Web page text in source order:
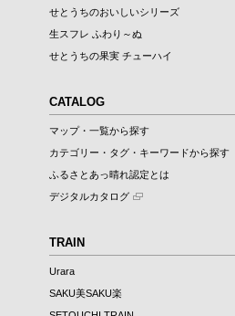
せとうちのおいしいシリーズ
生スフレ ふわり～ぬ
せとうちの果実 チューハイ
CATALOG
マップ・一覧から探す
カテゴリー・タグ・キーワードから探す
ふるさとあっ晴れ認定とは
デジタルカタログ
TRAIN
Urara
SAKU美SAKU楽